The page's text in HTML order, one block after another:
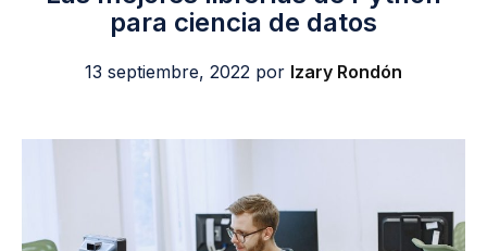
para ciencia de datos
13 septiembre, 2022 por Izary Rondón